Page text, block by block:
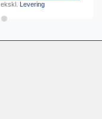
ekskl. Levering